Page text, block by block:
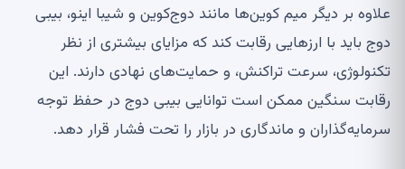
علاوه بر دیگر میم کوین‌ها مانند دوج‌کوین و شیبا اینو، بیبی
دوج باید با ارزهایی رقابت کند که مزایای بیشتری از نظر
تکنولوژی، سرعت تراکنش، و حمایت‌های نهادی دارند. این
رقابت سنگین ممکن است توانایی بیبی دوج در حفظ توجه
سرمایه‌گذاران و ماندگاری در بازار را تحت فشار قرار دهد.